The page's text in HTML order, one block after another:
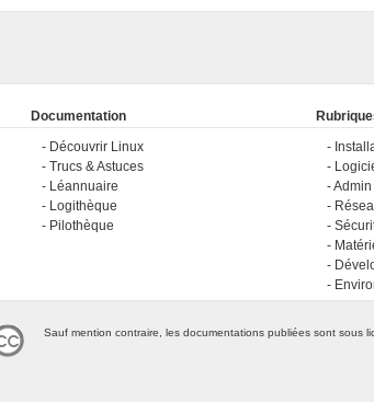
Documentation
Découvrir Linux
Trucs & Astuces
Léannuaire
Logithèque
Pilothèque
Admin
Sauf mention contraire, les documentations publiées sont sous